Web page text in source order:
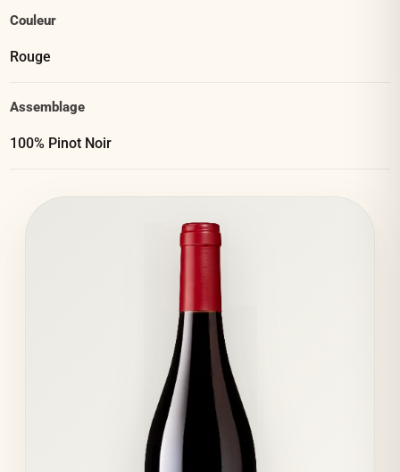
Couleur
Rouge
Assemblage
100% Pinot Noir